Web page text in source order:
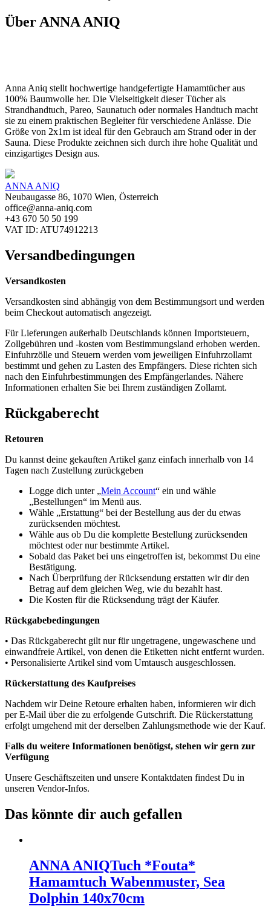
Über ANNA ANIQ
Anna Aniq stellt hochwertige handgefertigte Hamamtücher aus
100% Baumwolle her. Die Vielseitigkeit dieser Tücher als
Strandhandtuch, Pareo, Saunatuch oder normales Handtuch macht
sie zu einem praktischen Begleiter für verschiedene Anlässe. Die
Größe von 2x1m ist ideal für den Gebrauch am Strand oder in der
Sauna. Diese Produkte zeichnen sich durch ihre hohe Qualität und
einzigartiges Design aus.
ANNA ANIQ
Neubaugasse 86, 1070 Wien, Österreich
office@anna-aniq.com
+43 670 50 50 199
VAT ID: ATU74912213
Versandbedingungen
Versandkosten
Versandkosten sind abhängig von dem Bestimmungsort und werden
beim Checkout automatisch angezeigt.
Für Lieferungen außerhalb Deutschlands können Importsteuern,
Zollgebühren und -kosten vom Bestimmungsland erhoben werden.
Einfuhrzölle und Steuern werden vom jeweiligen Einfuhrzollamt
bestimmt und gehen zu Lasten des Empfängers. Diese richten sich
nach den Einfuhrbestimmungen des Empfängerlandes. Nähere
Informationen erhalten Sie bei Ihrem zuständigen Zollamt.
Rückgaberecht
Retouren
Du kannst deine gekauften Artikel ganz einfach innerhalb von 14
Tagen nach Zustellung zurückgeben
Logge dich unter „Mein Account“ ein und wähle
„Bestellungen“ im Menü aus.
Wähle „Erstattung“ bei der Bestellung aus der du etwas
zurücksenden möchtest.
Wähle aus ob Du die komplette Bestellung zurücksenden
möchtest oder nur bestimmte Artikel.
Sobald das Paket bei uns eingetroffen ist, bekommst Du eine
Bestätigung.
Nach Überprüfung der Rücksendung erstatten wir dir den
Betrag auf dem gleichen Weg, wie du bezahlt hast.
Die Kosten für die Rücksendung trägt der Käufer.
Rückgabebedingungen
• Das Rückgaberecht gilt nur für ungetragene, ungewaschene und
einwandfreie Artikel, von denen die Etiketten nicht entfernt wurden.
• Personalisierte Artikel sind vom Umtausch ausgeschlossen.
Rückerstattung des Kaufpreises
Nachdem wir Deine Retoure erhalten haben, informieren wir dich
per E-Mail über die zu erfolgende Gutschrift. Die Rückerstattung
erfolgt umgehend mit der derselben Zahlungsmethode wie der Kauf.
Falls du weitere Informationen benötigst, stehen wir gern zur
Verfügung
Unsere Geschäftszeiten und unsere Kontaktdaten findest Du in
unseren Vendor-Infos.
Das könnte dir auch gefallen
ANNA ANIQTuch *Fouta*
Hamamtuch Wabenmuster, Sea
Dolphin 140x70cm